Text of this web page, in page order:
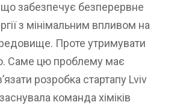
що забезпечує безперервне
з мінімальним впливом на
Проте утримувати
Саме цю проблему має
розробка стартапу Lviv
команда хіміків